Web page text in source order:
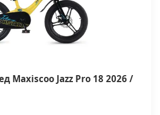
Maxiscoo Jazz Pro 18 2026 /